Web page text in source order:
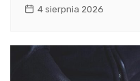
4 sierpnia 2026